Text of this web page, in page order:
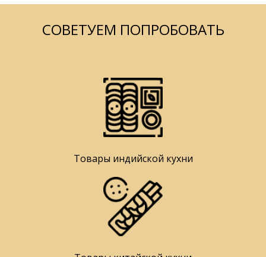
СОВЕТУЕМ ПОПРОБОВАТЬ
Товары индийской кухни